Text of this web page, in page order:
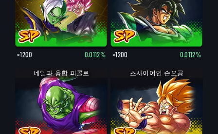
×1200 0.0112% ×1200 0.0112%
네일과 융합 피콜로 초사이어인 손오공